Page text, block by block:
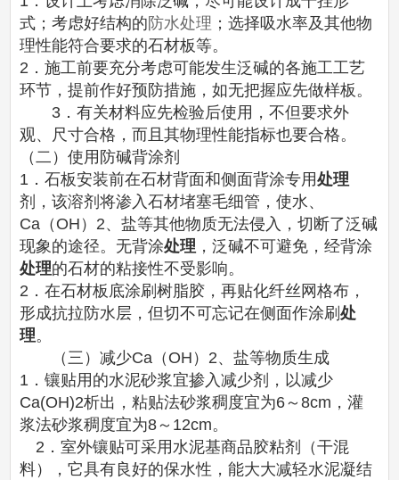
式；考虑好结构的 防水处理 ；选择吸水率及其他物
理性能符合要求的石材板等。
2．施工前要充分考虑可能发生泛碱的各施工工艺
环节，提前作好预防措施，如无把握应先做样板。
3．有关材料应先检验后使用，不但要求外
观、尺寸合格，而且其物理性能指标也要合格。
（二）使用防碱背涂剂
1．石板安装前在石材背面和侧面背涂专用处理
剂，该溶剂将渗入石材堵塞毛细管，使水、
Ca（OH）2、盐等其他物质无法侵入，切断了泛碱
现象的途径。无背涂处理 ，泛碱不可避免，经背涂
处理的石材的粘接性不受影响。
2．在石材板底涂刷树脂胶，再贴化纤丝网格布，
形成抗拉防水层，但切不可忘记在侧面作涂刷处
理。
（三）减少Ca（OH）2、盐等物质生成
1．镶贴用的水泥砂浆宜掺入减少剂，以减少
Ca(OH)2析出，粘贴法砂浆稠度宜为6～8cm，灌
浆法砂浆稠度宜为8～12cm。
2．室外镶贴可采用水泥基商品胶粘剂（干混
料），它具有良好的保水性，能大大减轻水泥凝结